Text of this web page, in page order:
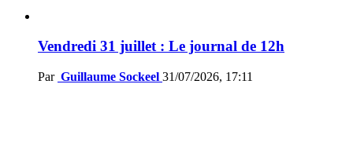
Vendredi 31 juillet : Le journal de 12h
Par Guillaume Sockeel 31/07/2026, 17:11